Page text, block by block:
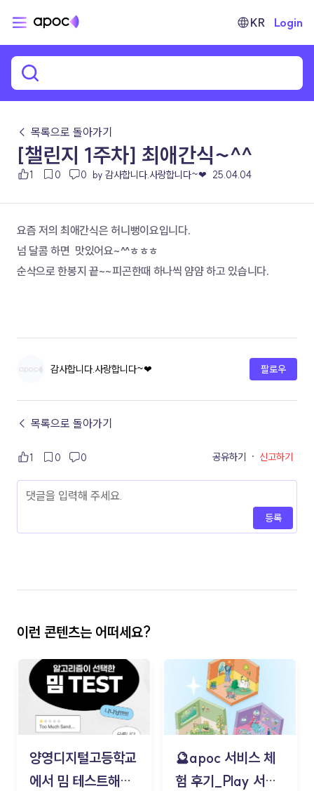
KR Login
← 목록으로 돌아가기
[챌린지 1주차] 최애간식~^^
1 0 0 by 감사합니다.사랑합니다~❤ 25.04.04
요즘 저의 최애간식은 허니뻥이요입니다.
넘 달콤 하면  맛있어요~^^ㅎㅎㅎ
순삭으로 한봉지 끝~~피곤한때 하나씩 얌얌 하고 있습니다.
감사합니다.사랑합니다~❤ 팔로우
← 목록으로 돌아가기
1 0 0 공유하기 · 신고하기
등록
이런 콘텐츠는 어떠세요?
양영디지털고등학교
에서 밈 테스트해보
🔮apoc 서비스 체
험 후기_Play 서비